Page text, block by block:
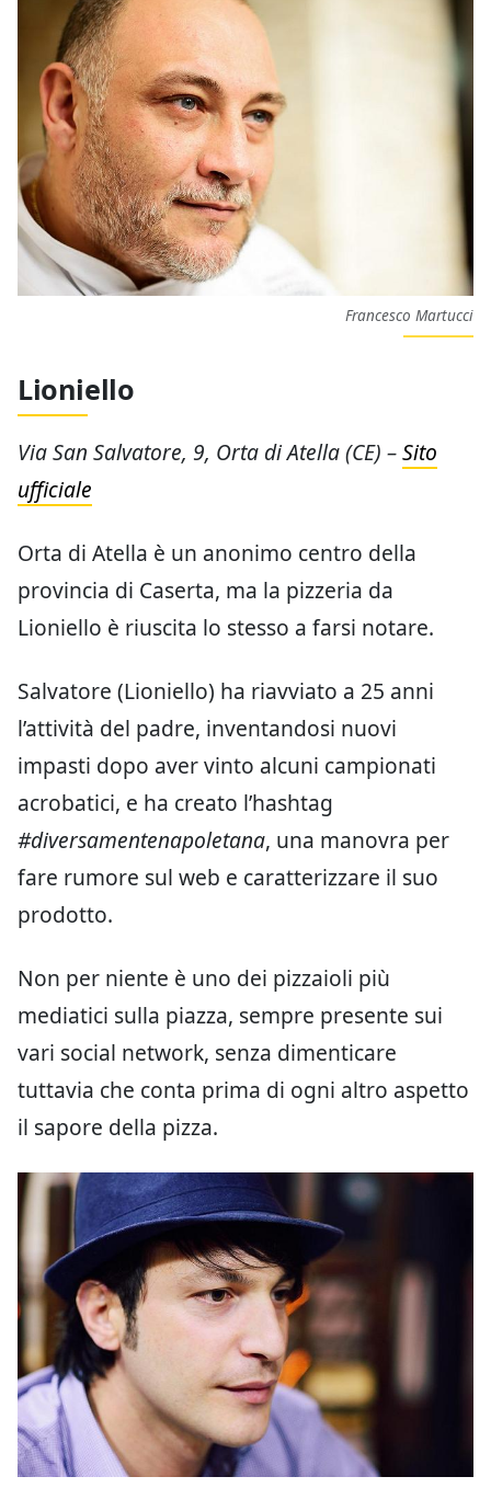
Francesco Martucci
Lioniello
Via San Salvatore, 9, Orta di Atella (CE) –Sito
ufficiale
Orta di Atella è un anonimo centro della
provincia di Caserta, ma la pizzeria da
Lioniello è riuscita lo stesso a farsi notare.
Salvatore (Lioniello) ha riavviato a 25 anni
l’attività del padre, inventandosi nuovi
impasti dopo aver vinto alcuni campionati
acrobatici, e ha creato l’hashtag
#diversamentenapoletana, una manovra per
fare rumore sul web e caratterizzare il suo
prodotto.
Non per niente è uno dei pizzaioli più
mediatici sulla piazza, sempre presente sui
vari social network, senza dimenticare
tuttavia che conta prima di ogni altro aspetto
il sapore della pizza.